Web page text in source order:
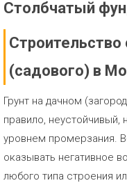
Столбчатый
(садового) в
Грунт на дачном
правило,
уровнем промерзания.
оказывать негативное
любого типа строения